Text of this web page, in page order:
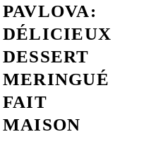
PAVLOVA:
DÉLICIEUX
DESSERT
MERINGUÉ
FAIT
MAISON